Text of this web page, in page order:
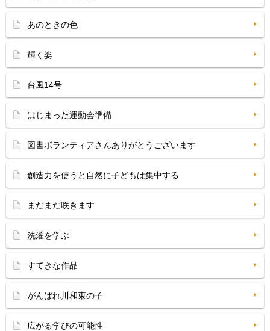
あのときの色
輝く姿
台風14号
はじまった運動会準備
図書ボランティアさんありがとうございます
創造力を使うと自然に子どもは集中する
まだまだ咲きます
洗濯を学ぶ
すてきな作品
がんばれ川和東の子
広がる学びの可能性